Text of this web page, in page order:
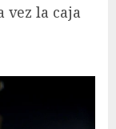
vez la caja